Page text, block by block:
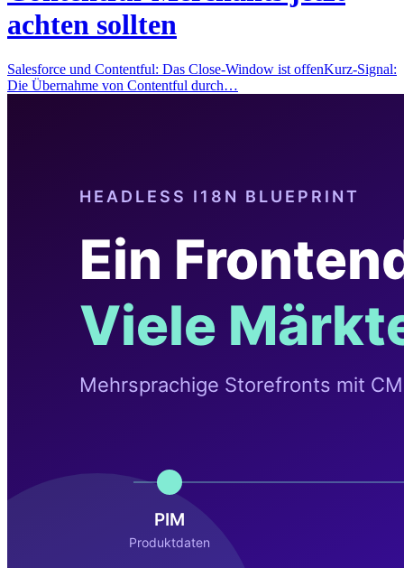
achten sollten
Salesforce und Contentful: Das Close-Window ist offenKurz-Signal:
Die Übernahme von Contentful durch…